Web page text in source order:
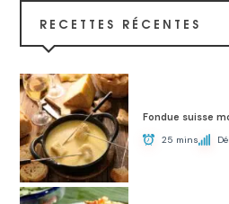
RECETTES RÉCENTES
Fondue suisse
25 mins